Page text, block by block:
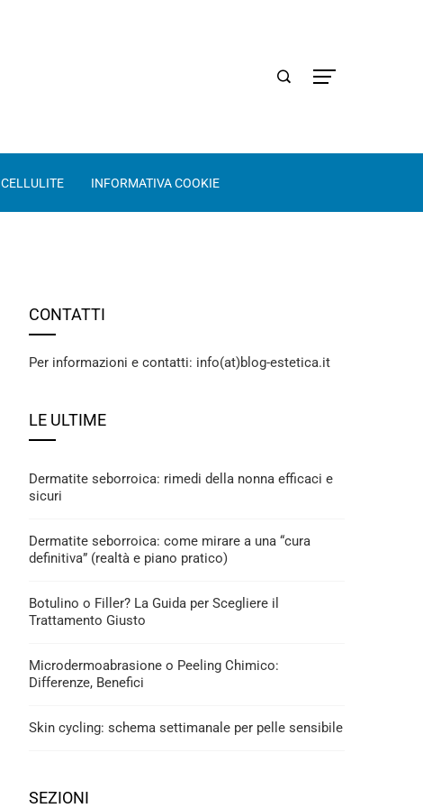
CELLULITE INFORMATIVA COOKIE
CONTATTI
Per informazioni e contatti: info(at)blog-estetica.it
LE ULTIME
Dermatite seborroica: rimedi della nonna efficaci e
sicuri
Dermatite seborroica: come mirare a una “cura
definitiva” (realtà e piano pratico)
Botulino o Filler? La Guida per Scegliere il
Trattamento Giusto
Microdermoabrasione o Peeling Chimico:
Differenze, Benefici
Skin cycling: schema settimanale per pelle sensibile
SEZIONI